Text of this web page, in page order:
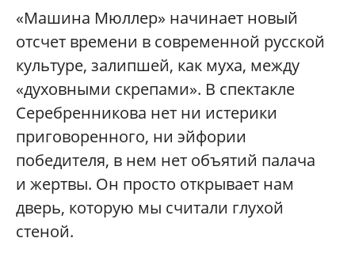
«Машина Мюллер» начинает новый
отсчет времени в современной русской
культуре, залипшей, как муха, между
«духовными скрепами». В спектакле
Серебренникова нет ни истерики
приговоренного, ни эйфории
победителя, в нем нет объятий палача
и жертвы. Он просто открывает нам
дверь, которую мы считали глухой
стеной.